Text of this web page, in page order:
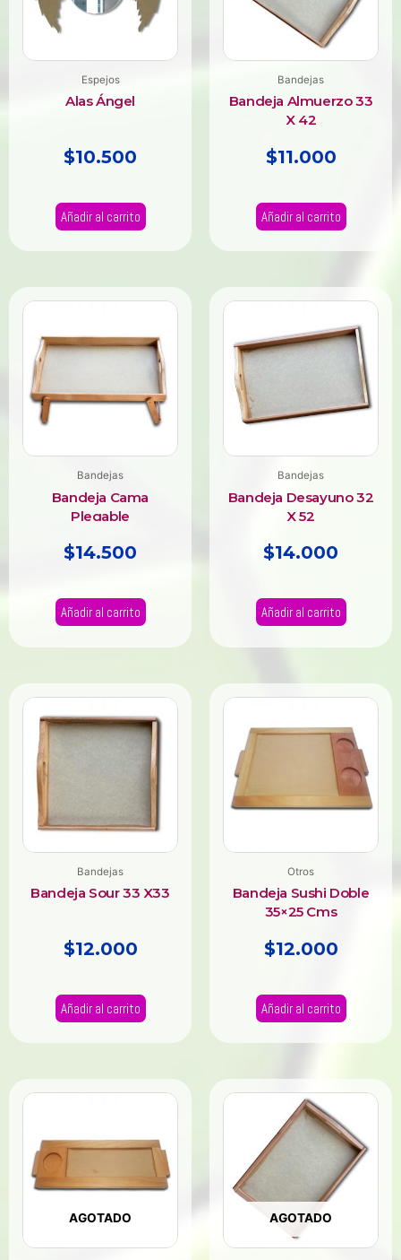
Espejos
Alas Ángel
$10.500
Añadir al carrito
Bandejas
Bandeja Almuerzo 33
X 42
$11.000
Añadir al carrito
Bandejas
Bandeja Cama
Plegable
$14.500
Añadir al carrito
Bandejas
Bandeja Desayuno 32
X 52
$14.000
Añadir al carrito
Bandejas
Bandeja Sour 33 X33
$12.000
Añadir al carrito
Otros
Bandeja Sushi Doble
35×25 Cms
$12.000
Añadir al carrito
AGOTADO AGOTADO